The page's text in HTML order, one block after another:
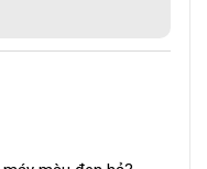
220W, lực hút -85 kPa